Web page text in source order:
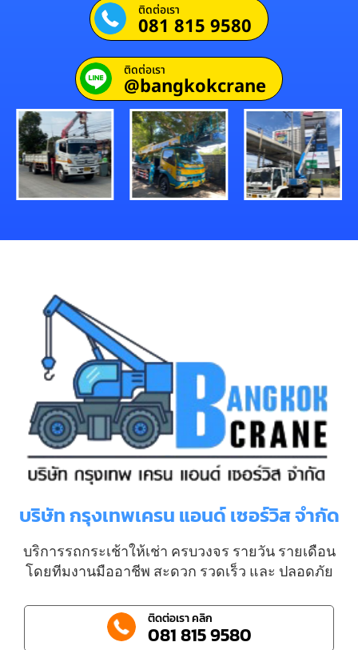
ติดต่อเรา
081 815 9580
ติดต่อเรา
@bangkokcrane
บริษัท กรุงเทพเครน แอนด์ เซอร์วิส จำกัด
บริการรถกระเช้าให้เช่า ครบวงจร รายวัน รายเดือน
โดยทีมงานมืออาชีพ สะดวก รวดเร็ว และ ปลอดภัย
ติดต่อเรา คลิก
081 815 9580